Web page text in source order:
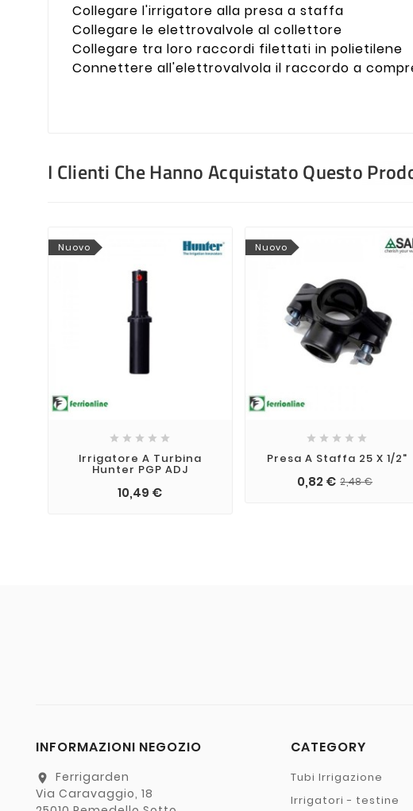
Collegare l'irrigatore alla presa a staffa
Collegare le elettrovalvole al collettore
Collegare tra loro raccordi filettati in polietilene
Connettere all'elettrovalvola il raccordo a
I Clienti Che Hanno Acquistato Questo
Nuovo
    
Irrigatore A Turbina
Hunter PGP ADJ
10,49 €
Nuovo
    
Presa A Staffa 25 X 1/2"
0,82 € 2,48 €
INFORMAZIONI NEGOZIO
location_on
Ferrigarden
Via Caravaggio, 18
CATEGORY
Tubi Irrigazione
Irrigatori - testine